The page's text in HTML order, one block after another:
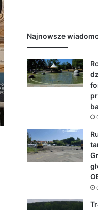
Najnowsze